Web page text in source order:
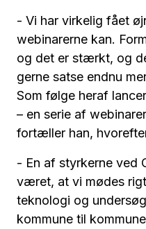
- Vi har virkelig fået
webinarerne kan.
og det er stærkt, og
gerne satse endnu
Som følge heraf
– en serie af
fortæller han,
- En af styrkerne ved
været, at vi mødes
teknologi og
kommune til